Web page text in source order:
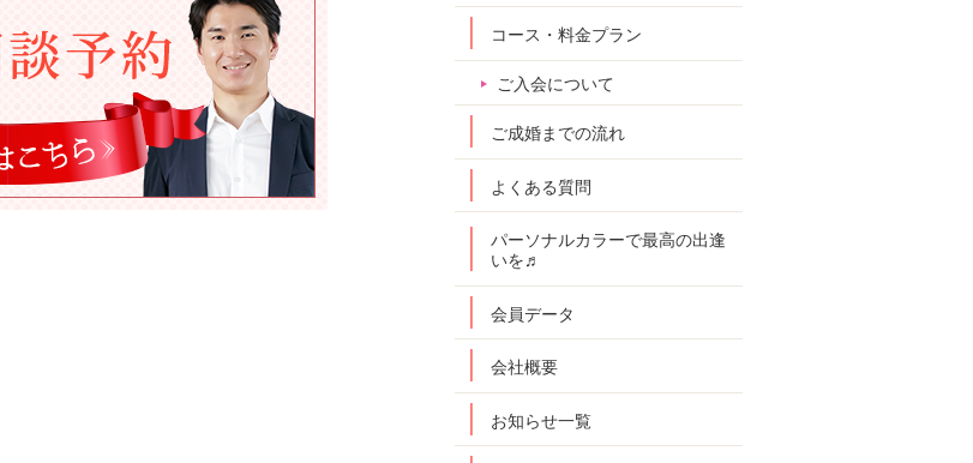
コース・料金プラン
ご入会について
ご成婚までの流れ
よくある質問
パーソナルカラーで最高の出逢
いを♬
会員データ
会社概要
お知らせ一覧